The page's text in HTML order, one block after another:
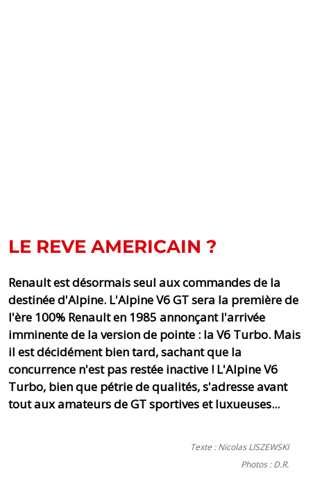
LE REVE AMERICAIN ?
Renault est désormais seul aux commandes de la
destinée d'Alpine. L'Alpine V6 GT sera la première de
l'ère 100% Renault en 1985 annonçant l'arrivée
imminente de la version de pointe : la V6 Turbo. Mais
il est décidément bien tard, sachant que la
concurrence n'est pas restée inactive ! L'Alpine V6
Turbo, bien que pétrie de qualités, s'adresse avant
tout aux amateurs de GT sportives et luxueuses...
Texte : Nicolas LISZEWSKI
Photos : D.R.